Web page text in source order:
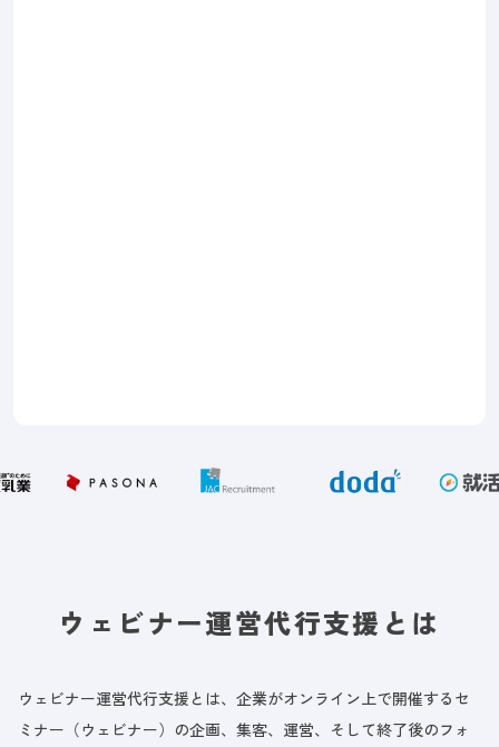
ウェビナー運営代行支援とは
ウェビナー運営代行支援とは、企業がオンライン上で開催するセ
ミナー（ウェビナー）の企画、集客、運営、そして終了後のフォ